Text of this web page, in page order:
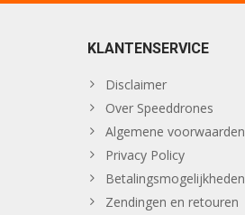
KLANTENSERVICE
Disclaimer
Over Speeddrones
Algemene voorwaarden
Privacy Policy
Betalingsmogelijkheden
Zendingen en retouren